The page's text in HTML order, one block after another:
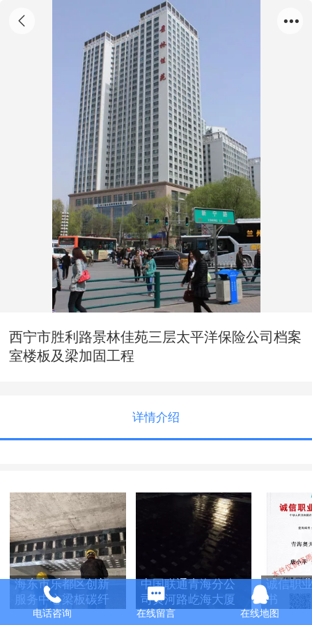
西宁市胜利路景林佳苑三层太平洋保险公司档案
室楼板及梁加固工程
详情介绍
海东市乐都区创新
服务中心梁板碳纤
维加固
中国联通青海分公
司黄河路屹海大厦
枢纽楼市电扩容改
诚信职
书
电话咨询 在线留言 在线地图